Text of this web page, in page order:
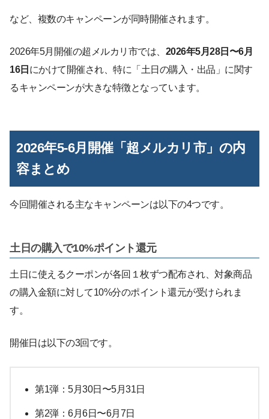
など、複数のキャンペーンが同時開催されます。
2026年5月開催の超メルカリ市では、 2026年5月28日〜6月
16日 にかけて開催され、特に「土日の購入・出品」に関す
るキャンペーンが大きな特徴となっています。
2026年5-6月開催「超メルカリ市」の内
容まとめ
今回開催される主なキャンペーンは以下の4つです。
土日の購入で10%ポイント還元
土日に使えるクーポンが各回１枚ずつ配布され、対象商品
の購入金額に対して10%分のポイント還元が受けられま
す。
開催日は以下の3回です。
第1弾：5月30日〜5月31日
第2弾：6月6日〜6月7日